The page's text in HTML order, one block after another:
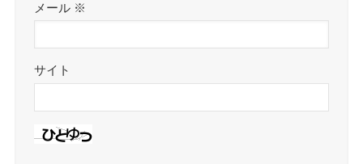
メール ※
サイト